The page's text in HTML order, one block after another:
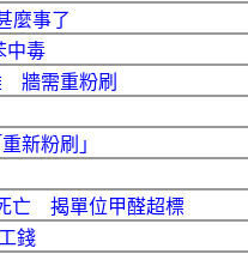
麼事了
中毒
牆需重粉刷
新粉刷」
亡 揭單位甲醛超標
錢